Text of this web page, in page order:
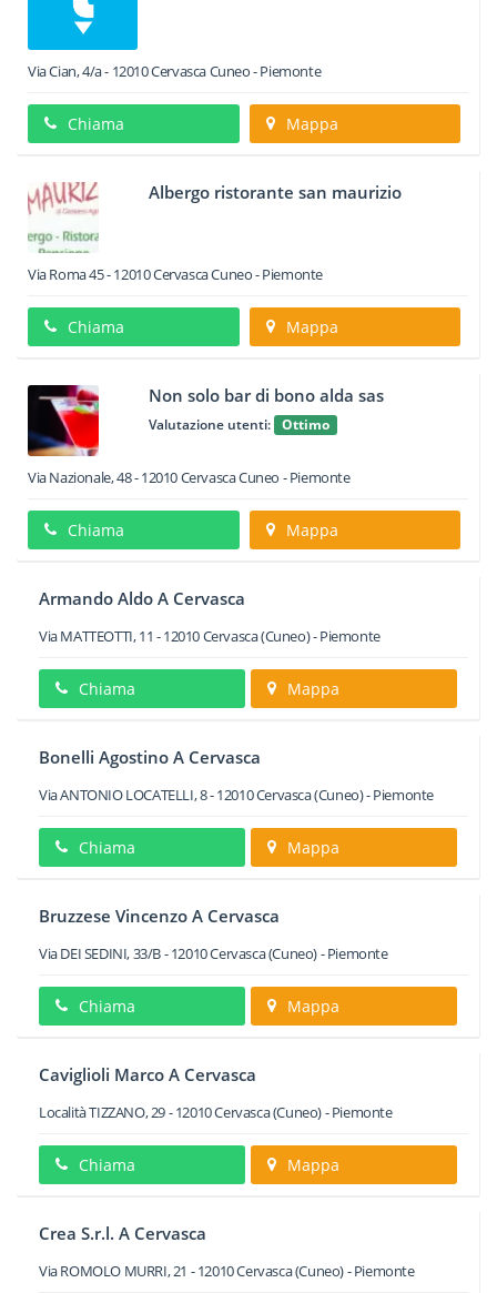
Via Cian, 4/a- 12010CervascaCuneo -Piemonte
Chiama Mappa
Albergo ristorante san maurizio
Via Roma 45-12010CervascaCuneo -Piemonte
Chiama Mappa
Non solo bar di bono alda sas
Valutazione utenti: Ottimo
Via Nazionale, 48-12010CervascaCuneo -Piemonte
Chiama Mappa
Armando Aldo A Cervasca
Via MATTEOTTI, 11 -12010Cervasca(Cuneo) -Piemonte
Chiama Mappa
Bonelli Agostino A Cervasca
Via ANTONIO LOCATELLI, 8-12010Cervasca(Cuneo) -Piemonte
Chiama Mappa
Bruzzese Vincenzo A Cervasca
Via DEI SEDINI, 33/B-12010Cervasca(Cuneo) -Piemonte
Chiama Mappa
Caviglioli Marco A Cervasca
Località TIZZANO, 29-12010Cervasca(Cuneo) -Piemonte
Chiama Mappa
Crea S.r.l. A Cervasca
Via ROMOLO MURRI, 21 -12010Cervasca(Cuneo) -Piemonte